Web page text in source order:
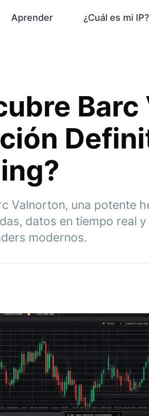
Aprender ¿Cuál es mi IP?
Barc
Valnorton, una potente
datos en tiempo real
modernos.